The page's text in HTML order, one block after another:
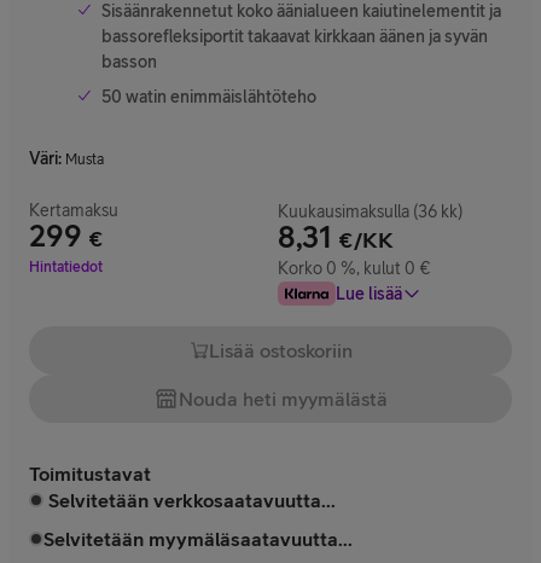
Sisäänrakennetut koko äänialueen kaiutinelementit ja
bassorefleksiportit takaavat kirkkaan äänen ja syvän
basson
50 watin enimmäislähtöteho
Väri: Musta
Kertamaksu
299 €
Hinta 299 €
Hintatiedot
Kuukausimaksulla (36 kk)
8,31 €/KK
Korko 0 %, kulut 0 €
Lue lisää
Lisää ostoskoriin
Nouda heti myymälästä
Toimitustavat
Selvitetään verkkosaatavuutta...
Selvitetään myymäläsaatavuutta...